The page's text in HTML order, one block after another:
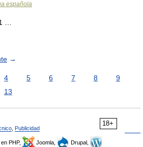
española
…
→
4 5 6 7 8
9
13
18+
Publicidad
en PHP, Joomla,
Drupal,